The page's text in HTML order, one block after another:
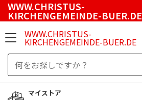
WWW.CHRISTUS-
KIRCHENGEMEINDE-BUER.DE
WWW.CHRISTUS-
KIRCHENGEMEINDE-BUER.DE
マイストア